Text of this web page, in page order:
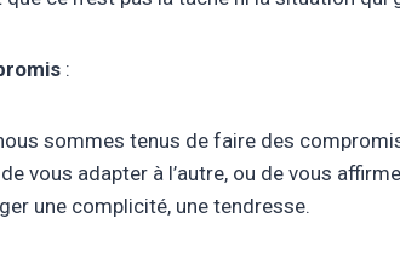
:
sommes tenus de faire des
vous adapter à l’autre, ou de vous
une complicité, une tendresse.